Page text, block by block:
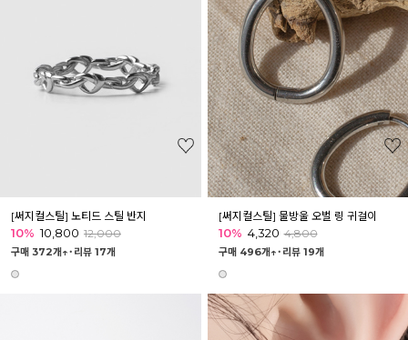
[써지컬스틸] 노티드 스틸 반지
10% 10,800 12,000
구매 372개↑˙ 리뷰 17개
[써지컬스틸] 물방울 오벌 링 귀걸이
10% 4,320 4,800
구매 496개↑˙ 리뷰 19개